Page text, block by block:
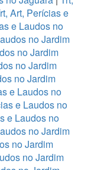
Art, Perícias e
e Laudos no
no Jardim
no Jardim
no Jardim
no Jardim
e Laudos no
e Laudos no
e Laudos no
no Jardim
no Jardim
no Jardim